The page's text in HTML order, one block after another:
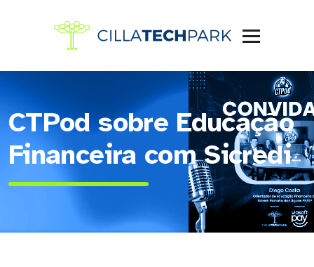
CTPod sobre Educação
Financeira com Sicredi